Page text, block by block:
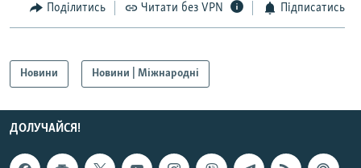
Поділитись Читати без VPN Підписатись
Новини Новини | Міжнародні
ДОЛУЧАЙСЯ!